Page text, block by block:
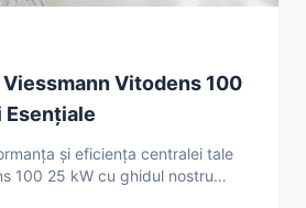
Vitodens 100
Esențiale
și eficiența centralei tale
100 25 kW cu ghidul nostru